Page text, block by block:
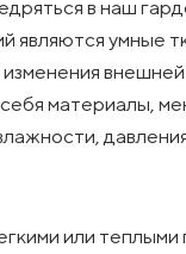
в наш
являются умные
себя материалы,
или теплыми